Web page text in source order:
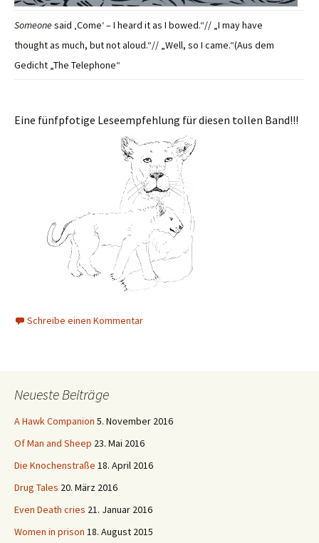
Someonesaid ‚Come‘ – I heard it as I bowed.“// „I may have
thought as much, but not aloud.“// „Well, so I came.“(Aus dem
Gedicht „The Telephone“
Eine fünfpfotige Leseempfehlung für diesen tollen Band!!!
Schreibe einen Kommentar
Neueste Beiträge
A Hawk Companion 5. November 2016
Of Man and Sheep 23. Mai 2016
Die Knochenstraße 18. April 2016
Drug Tales 20. März 2016
Even Death cries 21. Januar 2016
Women in prison 18. August 2015